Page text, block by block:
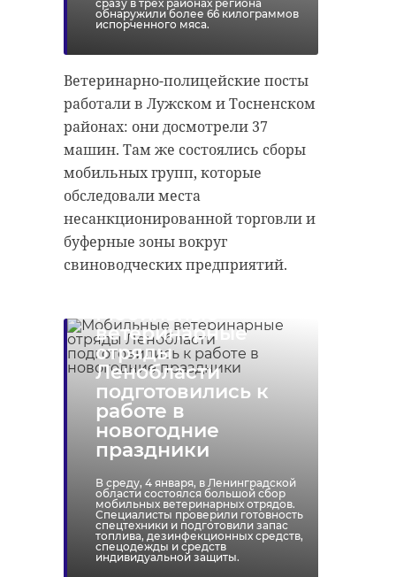
сразу в трех районах региона
обнаружили более 66 килограммов
испорченного мяса.
Ветеринарно-полицейские посты
работали в Лужском и Тосненском
районах: они досмотрели 37
машин. Там же состоялись сборы
мобильных групп, которые
обследовали места
несанкционированной торговли и
буферные зоны вокруг
свиноводческих предприятий.
Мобильные
ветеринарные
отряды
Ленобласти
подготовились к
работе в
новогодние
праздники
В среду, 4 января, в Ленинградской
области состоялся большой сбор
мобильных ветеринарных отрядов.
Специалисты проверили готовность
спецтехники и подготовили запас
топлива, дезинфекционных средств,
спецодежды и средств
индивидуальной защиты.
Россией.
журналист и
политолог
Американский журналист и
политолог отметил, что на то, что
говорят в Атлантическом альянсе,
стоит обратить внимание: это
отражает мнение Пентагона, ЦРУ
минувшем совещании затронули
судьбу Крыма. Несмотря на то, что
громкие заявления делали люди в
отставке, они по-прежнему
обладают сильным влиянием.
Уэсли Кларк, отметил Джон
живут только переселенцы:
Россия якобы выгнала всех
коренных жителей.